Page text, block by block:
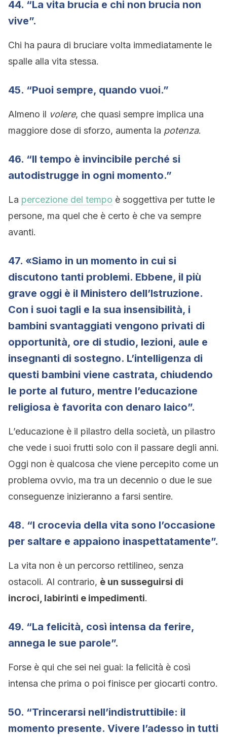
44. “La vita brucia e chi non brucia non
vive”.
Chi ha paura di bruciare volta immediatamente le
spalle alla vita stessa.
45. “Puoi sempre, quando vuoi.”
Almeno il volere, che quasi sempre implica una
maggiore dose di sforzo, aumenta la potenza.
46. “Il tempo è invincibile perché si
autodistrugge in ogni momento.”
La percezione del tempo è soggettiva per tutte le
persone, ma quel che è certo è che va sempre
avanti.
47. «Siamo in un momento in cui si
discutono tanti problemi. Ebbene, il più
grave oggi è il Ministero dell’Istruzione.
Con i suoi tagli e la sua insensibilità, i
bambini svantaggiati vengono privati di
opportunità, ore di studio, lezioni, aule e
insegnanti di sostegno. L’intelligenza di
questi bambini viene castrata, chiudendo
le porte al futuro, mentre l’educazione
religiosa è favorita con denaro laico”.
L’educazione è il pilastro della società, un pilastro
che vede i suoi frutti solo con il passare degli anni.
Oggi non è qualcosa che viene percepito come un
problema ovvio, ma tra un decennio o due le sue
conseguenze inizieranno a farsi sentire.
48. “I crocevia della vita sono l’occasione
per saltare e appaiono inaspettatamente”.
La vita non è un percorso rettilineo, senza
ostacoli. Al contrario, è un susseguirsi di
incroci, labirinti e impedimenti.
49. “La felicità, così intensa da ferire,
annega le sue parole”.
Forse è qui che sei nei guai: la felicità è così
intensa che prima o poi finisce per giocarti contro.
50. “Trincerarsi nell’indistruttibile: il
momento presente. Vivere l’adesso in tutti